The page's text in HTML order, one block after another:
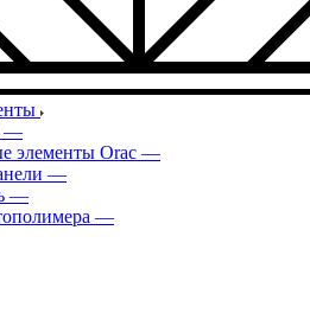
—
элементы Orac —
—
—
—